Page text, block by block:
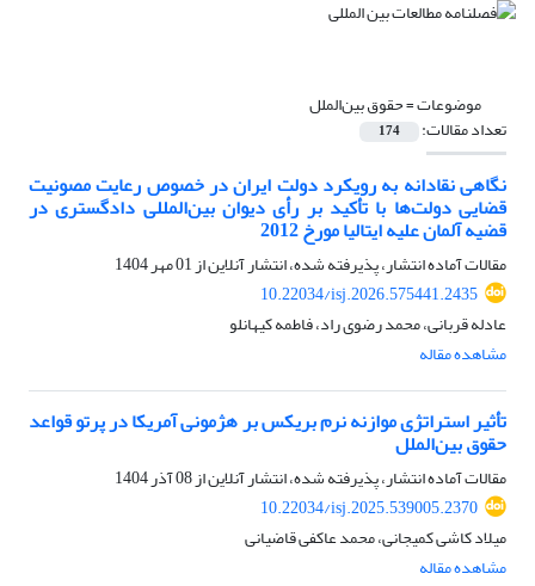
موضوعات =حقوق بین‌الملل
تعداد مقالات: 174
نگاهی نقادانه به رویکرد دولت ایران در خصوص رعایت مصونیت
قضایی دولت‌ها با تأکید بر رأی دیوان بین‌المللی دادگستری در
قضیه آلمان علیه ایتالیا مورخ 2012
مقالات آماده انتشار، پذیرفته شده، انتشار آنلاین از01 مهر 1404
10.22034/isj.2026.575441.2435
عادله قربانی، محمد رضوی راد، فاطمه کیهانلو
مشاهده مقاله
تأثیر استراتژی موازنه نرم بریکس بر هژمونی آمریکا در پرتو قواعد
حقوق بین‌الملل
مقالات آماده انتشار، پذیرفته شده، انتشار آنلاین از08 آذر 1404
10.22034/isj.2025.539005.2370
میلاد کاشی کمیجانی، محمد عاکفی قاضیانی
مشاهده مقاله